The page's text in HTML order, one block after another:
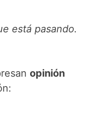
está pasando.
opinión